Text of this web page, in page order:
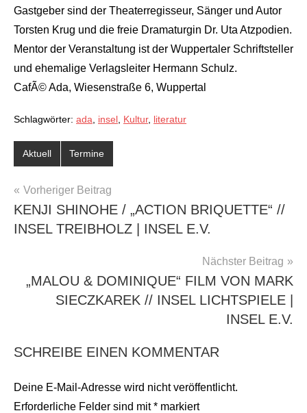
Gastgeber sind der Theaterregisseur, Sänger und Autor
Torsten Krug und die freie Dramaturgin Dr. Uta Atzpodien.
Mentor der Veranstaltung ist der Wuppertaler Schriftsteller
und ehemalige Verlagsleiter Hermann Schulz.
CafÃ© Ada, Wiesenstraße 6, Wuppertal
Schlagwörter: ada insel Kultur, literatur
Aktuell Termine
BEITRAGSNAVIGATION
Vorheriger Beitrag
KENJI SHINOHE / „ACTION BRIQUETTE“ //
INSEL TREIBHOLZ | INSEL E.V.
Nächster Beitrag
„MALOU & DOMINIQUE“ FILM VON MARK
SIECZKAREK // INSEL LICHTSPIELE |
INSEL E.V.
SCHREIBE EINEN KOMMENTAR
Deine E-Mail-Adresse wird nicht veröffentlicht.
Erforderliche Felder sind mit* markiert